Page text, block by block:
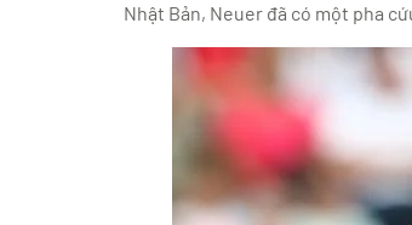
Nhật Bản, Neuer đã có một pha